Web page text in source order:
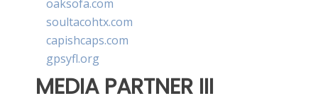
oaksofa.com
soultacohtx.com
capishcaps.com
gpsyfl.org
MEDIA PARTNER III